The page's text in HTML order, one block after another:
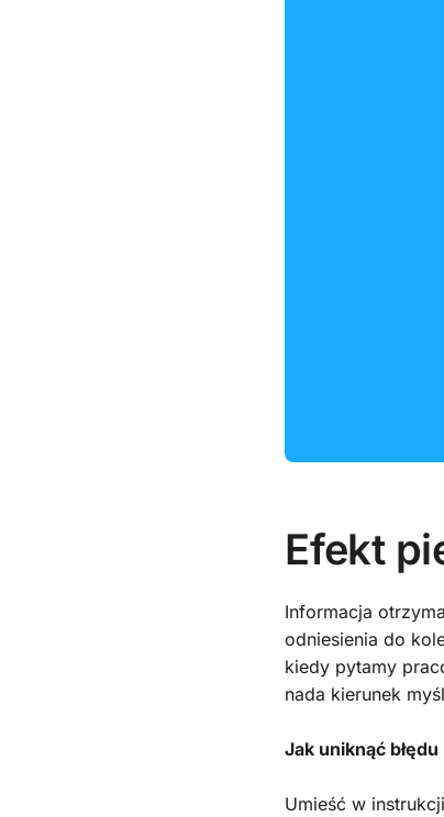
Efekt
Informacja
odniesienia do
kiedy pytamy
nada kierunek
Jak uniknąć
Umieść w